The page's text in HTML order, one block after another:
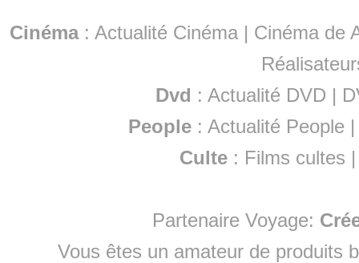
Cinéma: Actualité Cinéma | Cinéma de
Dvd : Actualité DVD |
People :Actualité People
Culte : Films cultes
Partenaire Voyage:
Vous êtes un amateur de produits